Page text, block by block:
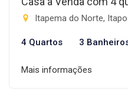
Itapema do Norte,
4 Quartos 3
Mais informações